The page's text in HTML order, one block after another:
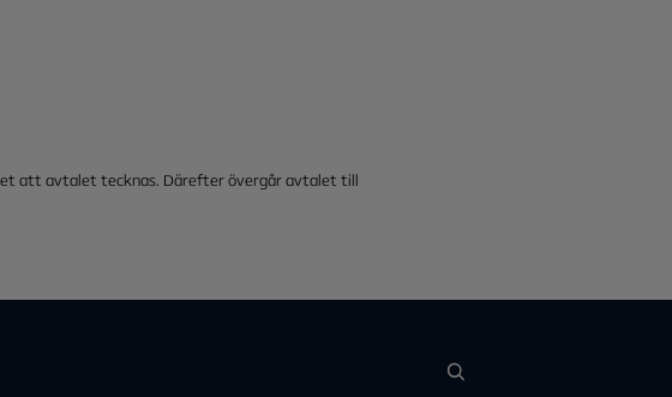
att avtalet tecknas. Därefter övergår avtalet till